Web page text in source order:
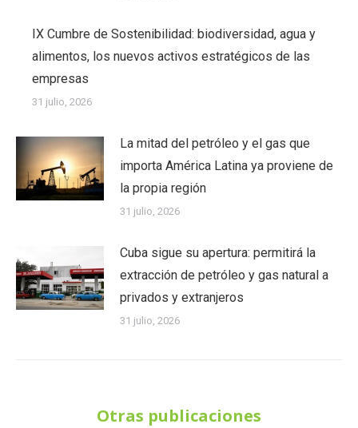
IX Cumbre de Sostenibilidad: biodiversidad, agua y
alimentos, los nuevos activos estratégicos de las
empresas
31 julio, 2026
La mitad del petróleo y el gas que
importa América Latina ya proviene de
la propia región
31 julio, 2026
Cuba sigue su apertura: permitirá la
extracción de petróleo y gas natural a
privados y extranjeros
31 julio, 2026
Otras publicaciones